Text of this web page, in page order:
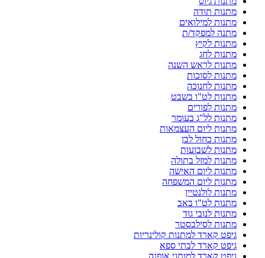
מתנות תודה
מתנות למילואים
מתנה למפקד/ת
מתנות לקיץ
מתנות לחג
מתנות לראש השנה
מתנות לסוכות
מתנות לחנוכה
מתנות לט"ו בשבט
מתנות לפורים
מתנות לל"ג בעומר
מתנות ליום העצמאות
מתנות כחול לבן
מתנות לשבועות
מתנות למזל בתולה
מתנות ליום האישה
מתנות ליום המשפחה
מתנות לולנטיין
מתנות לט"ו באב
מתנות לנובי גוד
מתנות לסילבסטר
גיפט קארד למתנות קולינריות
גיפט קארד לבתי ספא
גיפט קארד למותגי אופנה